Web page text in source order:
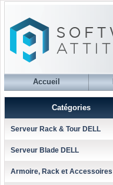
Accueil
Catégories
Serveur Rack & Tour DELL
Serveur Blade DELL
Armoire, Rack et Accessoires